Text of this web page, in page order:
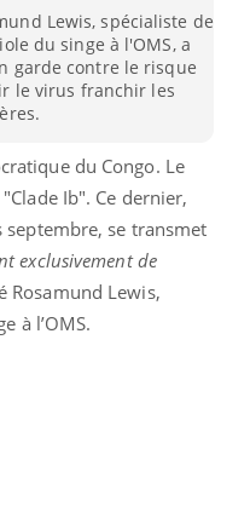
Lewis, spécialiste de
du singe à l'OMS, a
garde contre le risque
le virus franchir les
du Congo. Le
Ib". Ce dernier,
se transmet
exclusivement de
Rosamund Lewis,
à l’OMS.